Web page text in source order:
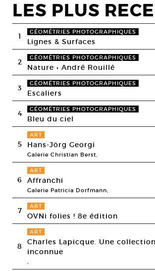
LES PLUS
1 GÉOMÉTRIES PHOTOGRAPHIQUES
Lignes & Surfaces
2 GÉOMÉTRIES PHOTOGRAPHIQUES
Nature • André Rouillé
3 GÉOMÉTRIES PHOTOGRAPHIQUES
Escaliers
4 GÉOMÉTRIES PHOTOGRAPHIQUES
Bleu du ciel
5
ART
Hans-Jörg Georgi
Galerie Christian Berst,
6
ART
Affranchi
Galerie Patricia Dorfmann,
7 ART
OVNi folies ! 8e édition
8
ART
Charles Lapicque. Une
inconnue
,